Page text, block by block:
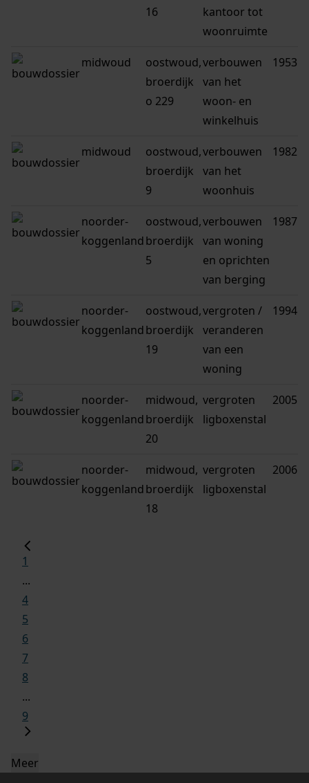
16
kantoor tot
woonruimte
midwoud
oostwoud,
broerdijk
o 229
verbouwen
van het
woon- en
winkelhuis
1953
midwoud
oostwoud,
broerdijk
9
verbouwen
van het
woonhuis
1982
noorder-
koggenland
oostwoud,
broerdijk
5
verbouwen
van woning
en oprichten
van berging
1987
noorder-
koggenland
oostwoud,
broerdijk
19
vergroten /
veranderen
van een
woning
1994
noorder-
koggenland
midwoud,
broerdijk
20
vergroten
ligboxenstal
2005
noorder-
koggenland
midwoud,
broerdijk
18
vergroten
ligboxenstal
2006
1
...
4
5
6
7
8
...
9
Meer